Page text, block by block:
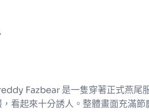
Fazbear 是一隻穿著正式燕尾
看起來十分誘人。整體畫面充滿